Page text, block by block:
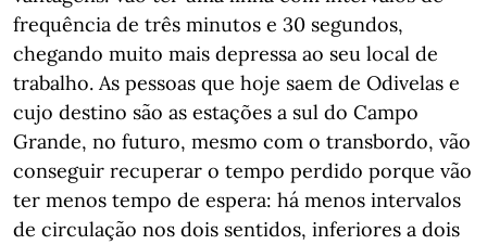
frequência de três minutos e 30 segundos,
chegando muito mais depressa ao seu local de
trabalho. As pessoas que hoje saem de Odivelas e
cujo destino são as estações a sul do Campo
Grande, no futuro, mesmo com o transbordo, vão
conseguir recuperar o tempo perdido porque vão
ter menos tempo de espera: há menos intervalos
de circulação nos dois sentidos, inferiores a dois